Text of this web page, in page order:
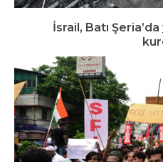
İsrail, Batı